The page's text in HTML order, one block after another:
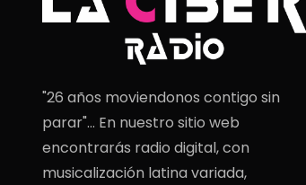
"26 años moviendonos contigo sin
parar"... En nuestro sitio web
encontrarás radio digital, con
musicalización latina variada,